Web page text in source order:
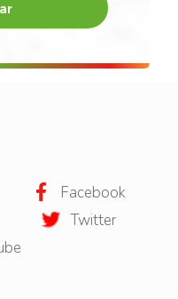
Facebook
Twitter